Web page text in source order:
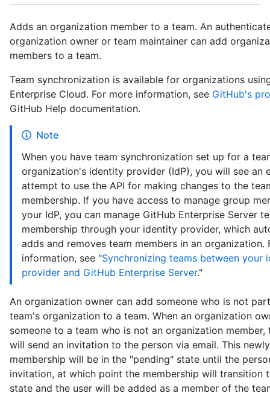
Adds an organization member to a team. An
organization owner or team maintainer can add
members to a team.
Team synchronization is available for organizations
Enterprise Cloud. For more information, see GitHub's
GitHub Help documentation.
Note
When you have team synchronization set up for a
organization's identity provider (IdP), you will see an
attempt to use the API for making changes to the
membership. If you have access to manage group
your IdP, you can manage GitHub Enterprise Server
membership through your identity provider, which
adds and removes team members in an organization.
information, see "Synchronizing teams between your
provider and GitHub Enterprise Server."
An organization owner can add someone who is not
team's organization to a team. When an organization
someone to a team who is not an organization member,
will send an invitation to the person via email. This
membership will be in the "pending" state until the
invitation, at which point the membership will transition
state and the user will be added as a member of the